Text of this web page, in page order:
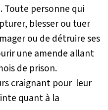
Toute personne qui
blesser ou tuer
ou de détruire ses
une amende allant
de prison.
craignant pour leur
quant à la